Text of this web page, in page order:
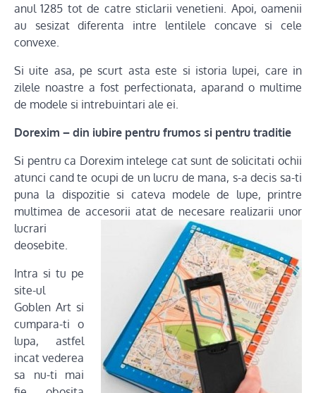
anul 1285 tot de catre sticlarii venetieni. Apoi, oamenii
au sesizat diferenta intre lentilele concave si cele
convexe.
Si uite asa, pe scurt asta este si istoria lupei, care in
zilele noastre a fost perfectionata, aparand o multime
de modele si intrebuintari ale ei.
Dorexim – din iubire pentru frumos si pentru traditie
Si pentru ca Dorexim intelege cat sunt de solicitati ochii
atunci cand te ocupi de un lucru de mana, s-a decis sa-ti
puna la dispozitie si cateva modele de lupe, printre
multimea de accesorii atat de necesare realizarii unor
lucrari
deosebite.
Intra si tu pe
site-ul
Goblen Art si
cumpara-ti o
lupa, astfel
incat vederea
sa nu-ti mai